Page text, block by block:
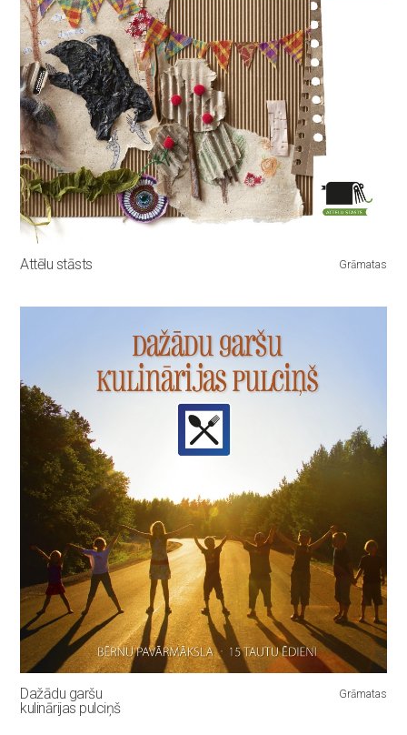
Attēlu stāsts Grāmatas
Dažādu garšu
kulinārijas pulciņš
Grāmatas